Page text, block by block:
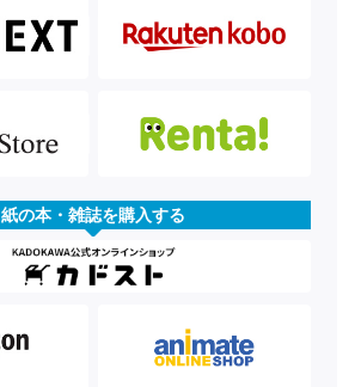
紙の本・雑誌を購入する